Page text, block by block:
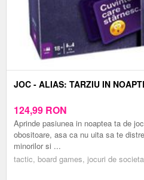
JOC - ALIAS: TARZIU IN
124,99 RON
Aprinde pasiunea in noaptea ta de
obositoare, asa ca nu uita sa te
minorilor si ...
tactic, board games, jocuri de